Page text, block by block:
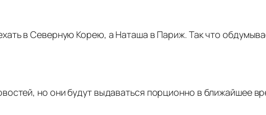
в Северную Корею, а Наташа в Париж. Так что
но они будут выдаваться порционно в ближайшее